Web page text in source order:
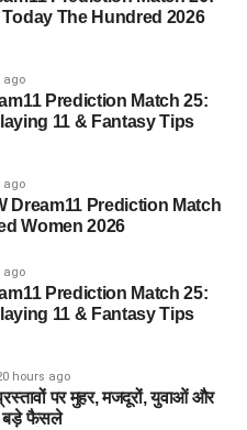
Today The Hundred 2026
ago
Prediction Match 25:
11 & Fantasy Tips
ago
Dream11 Prediction Match
Women 2026
ago
Prediction Match 25:
11 & Fantasy Tips
hours ago
पर मुहर, मजदूरों, युवाओं और
बड़े फैसले